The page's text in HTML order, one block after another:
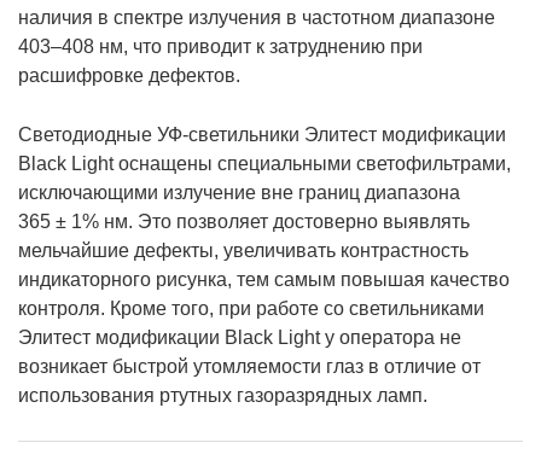
наличия в спектре излучения в частотном диапазоне
403–408 нм, что приводит к затруднению при
расшифровке дефектов.
Светодиодные УФ-светильники Элитест модификации
Black Light оснащены специальными светофильтрами,
исключающими излучение вне границ диапазона
365 ± 1% нм. Это позволяет достоверно выявлять
мельчайшие дефекты, увеличивать контрастность
индикаторного рисунка, тем самым повышая качество
контроля. Кроме того, при работе со светильниками
Элитест модификации Black Light у оператора не
возникает быстрой утомляемости глаз в отличие от
использования ртутных газоразрядных ламп.